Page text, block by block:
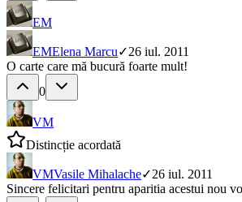
EM
EMElena Marcu✓26 iul. 2011
O carte care mă bucură foarte mult!
0
VM
Distincție acordată
VMVasile Mihalache✓26 iul. 2011
Sincere felicitari pentru aparitia acestui nou